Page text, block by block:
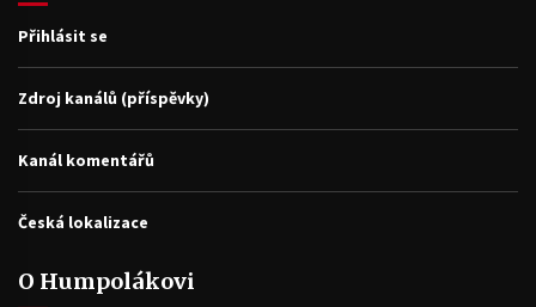
Přihlásit se
Zdroj kanálů (příspěvky)
Kanál komentářů
Česká lokalizace
O Humpolákovi